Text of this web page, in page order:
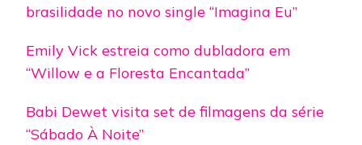
brasilidade no novo single “Imagina Eu”
Emily Vick estreia como dubladora em
“Willow e a Floresta Encantada”
Babi Dewet visita set de filmagens da série
“Sábado À Noite”